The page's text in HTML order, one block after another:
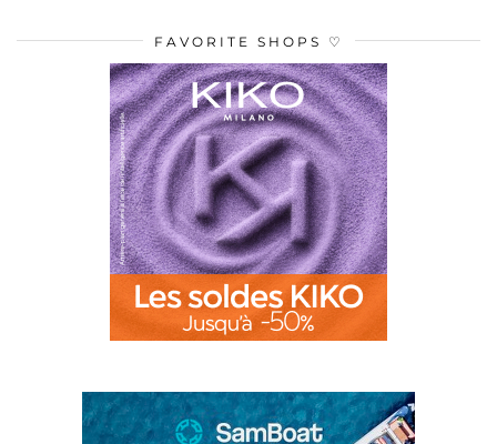
FAVORITE SHOPS ♡